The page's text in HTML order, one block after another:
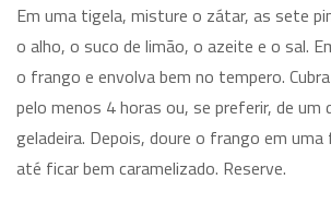
Em uma tigela, misture o zátar, as sete
o alho, o suco de limão, o azeite e o sal.
o frango e envolva bem no tempero.
pelo menos 4 horas ou, se preferir, de um
geladeira. Depois, doure o frango em
até ficar bem caramelizado. Reserve.